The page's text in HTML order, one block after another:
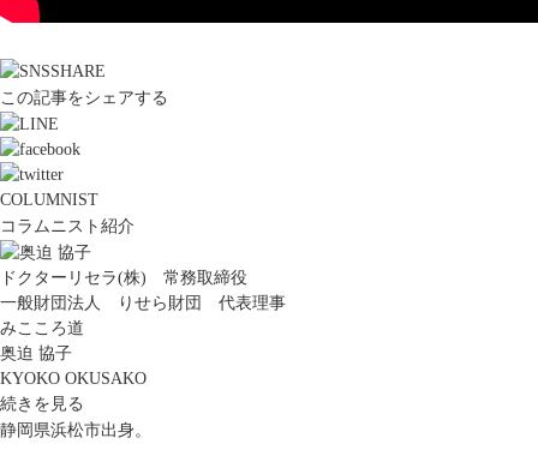
この記事をシェアする
COLUMNIST
コラムニスト紹介
ドクターリセラ(株) 常務取締役
一般財団法人 りせら財団 代表理事
みこころ道
奥迫 協子
KYOKO OKUSAKO
続きを見る
静岡県浜松市出身。